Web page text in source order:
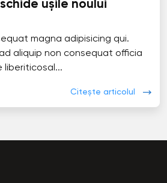
ușile noului
magna adipisicing qui.
aliquip non consequat officia
liberiticosal...
Citește articolul